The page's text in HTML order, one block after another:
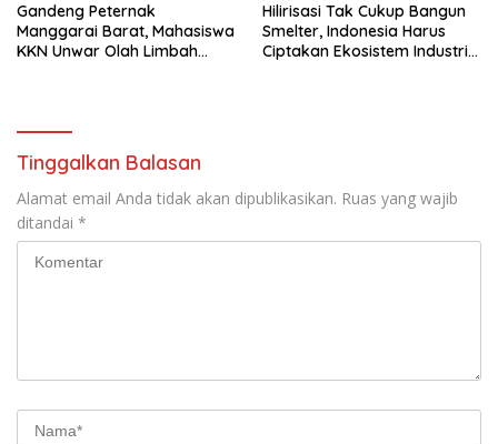
Gandeng Peternak
Manggarai Barat, Mahasiswa
KKN Unwar Olah Limbah
Hilirisasi Tak Cukup Bangun
Smelter, Indonesia Harus
Ciptakan Ekosistem Industri
Tinggalkan Balasan
Alamat email Anda tidak akan dipublikasikan. Ruas yang wajib
ditandai *